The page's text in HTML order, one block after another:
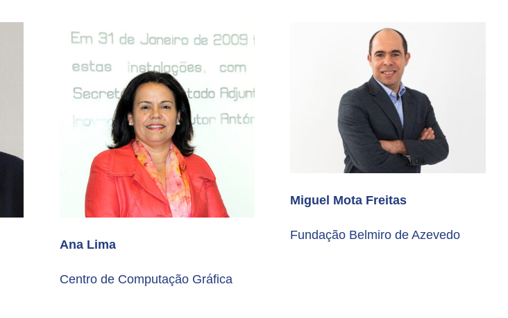
Ana Lima
Centro de Computação Gráfica
Miguel Mota Freitas
Fundação Belmiro de Azevedo